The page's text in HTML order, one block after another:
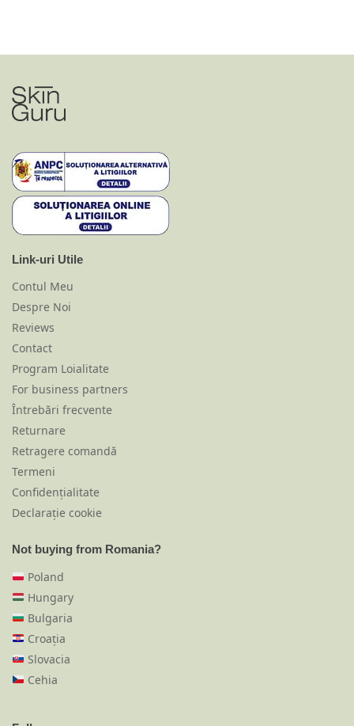
Link-uri Utile
Contul Meu
Despre Noi
Reviews
Contact
Program Loialitate
For business partners
Întrebări frecvente
Returnare
Retragere comandă
Termeni
Confidențialitate
Declarație cookie
Not buying from Romania?
Poland
Hungary
Bulgaria
Croația
Slovacia
Cehia